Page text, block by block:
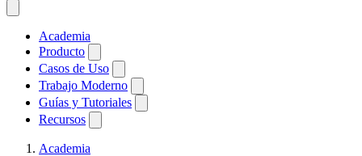
Academia
Producto
Casos de Uso
Trabajo Moderno
Guías y Tutoriales
Recursos
Academia